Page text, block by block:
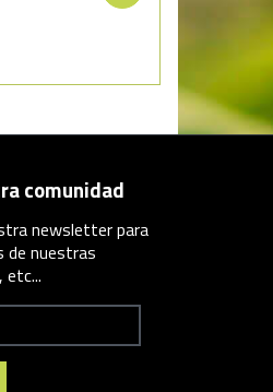
comunidad
newsletter para
de nuestras